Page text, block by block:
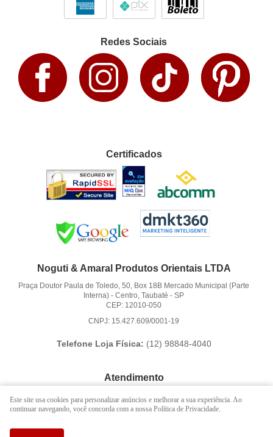
Redes Sociais
Certificados
Noguti & Amaral Produtos Orientais LTDA
Praça Doutor Paula de Toledo, 50, Box 18B Mercado Municipal (Parte
Interna) -Centro, Taubaté -SP
CEP: 12010-050
CNPJ: 15.427.609/0001-19
Telefone Loja Física: (12) 98848-4040
Atendimento
(12) 3621-6262
(12)98848-4040
Este site usa cookies para personalizar anúncios e melhorar a sua experiência. Ao
continuar navegando, você concorda com a nossa Política de Privacidade.